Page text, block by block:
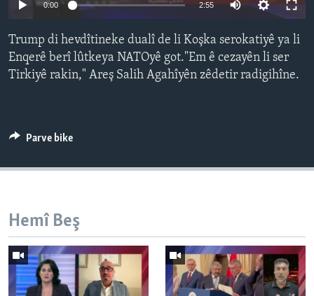
Learning English
FOLLOW US
Zimanên Din
Auto 360p
0:00 2:55
360p
480p
Trump di hevdîtineke dualî de li Koşka serokatiyê ya li
Enqerê berî lûtkeya NATOyê got."Em ê cezayên li ser
Tirkiyê rakin," Areş Salih Agahîyên zêdetir radigihîne.
Parve bike
Hemî Beş